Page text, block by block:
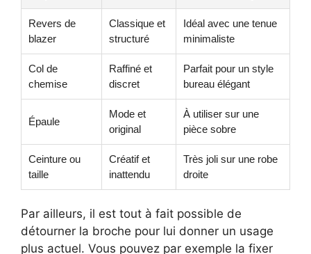
Revers de
blazer
Classique et
structuré
Idéal avec une tenue
minimaliste
Col de
chemise
Raffiné et
discret
Parfait pour un style
bureau élégant
Épaule
Mode et
original
À utiliser sur une
pièce sobre
Ceinture ou
taille
Créatif et
inattendu
Très joli sur une robe
droite
Par ailleurs, il est tout à fait possible de
détourner la broche pour lui donner un usage
plus actuel. Vous pouvez par exemple la fixer